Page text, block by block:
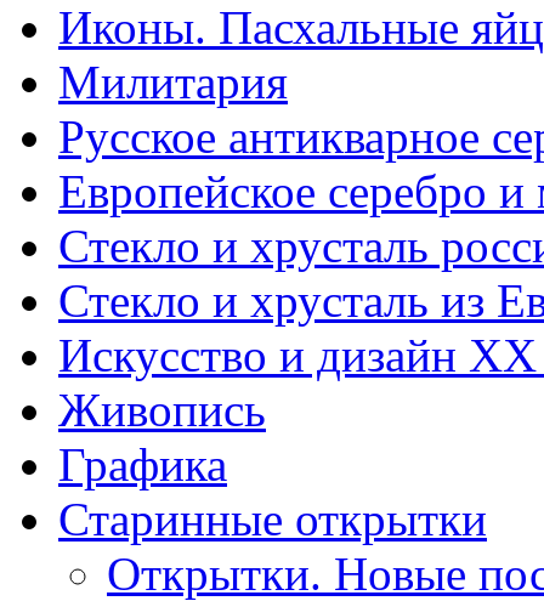
Иконы. Пасхальные
Милитария
Русское антикварное
Европейское серебро
Стекло и хрусталь
Стекло и хрусталь из
Искусство и дизайн XX
Живопись
Графика
Старинные открытки
Открытки. Новые